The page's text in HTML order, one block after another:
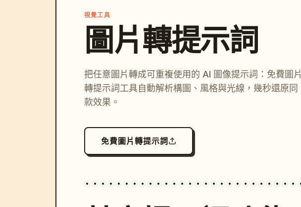
視覺工具
圖片轉提示詞
把任意圖片轉成可重複使用的 AI 圖像提示詞：免費圖片
轉提示詞工具自動解析構圖、風格與光線，幾秒還原同
款效果。
免費圖片轉提示詞